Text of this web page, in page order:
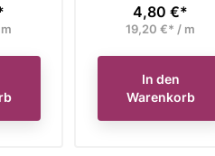
Preis
4,80 €*
19,20 €* / m
In den
Warenkorb